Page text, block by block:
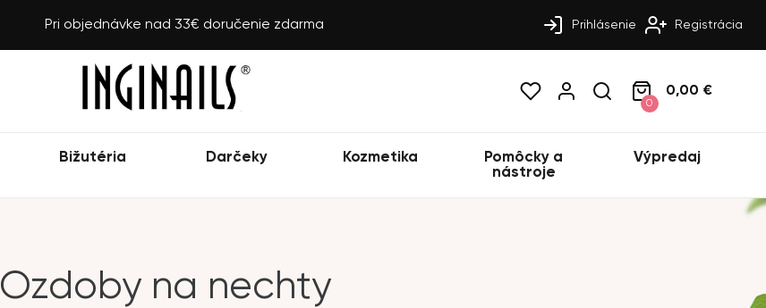
Pri objednávke nad 33€ doručenie zdarma Prihlásenie Registrácia
0
0,00 €
Bižutéria Darčeky Kozmetika
Pomôcky a
nástroje
Výpredaj
Ozdoby na nechty